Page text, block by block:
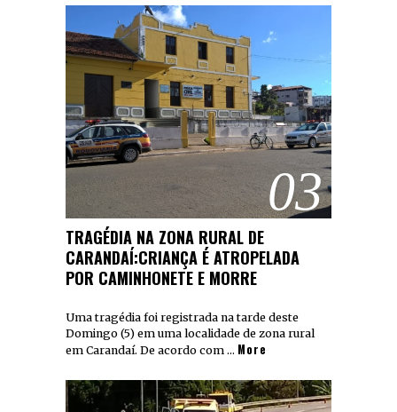
03
TRAGÉDIA NA ZONA RURAL DE
CARANDAÍ:CRIANÇA É ATROPELADA
POR CAMINHONETE E MORRE
Uma tragédia foi registrada na tarde deste
Domingo (5) em uma localidade de zona rural
em Carandaí. De acordo com … More